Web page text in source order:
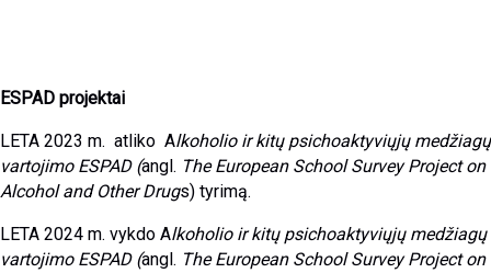
ESPAD projektai
LETA 2023 m. atliko Alkoholio ir kitų psichoaktyviųjų medžiagų
vartojimo ESPAD (angl. The European School Survey Project on
Alcohol and Other Drugs) tyrimą.
LETA 2024 m. vykdo Alkoholio ir kitų psichoaktyviųjų medžiagų
vartojimo ESPAD (angl. The European School Survey Project on